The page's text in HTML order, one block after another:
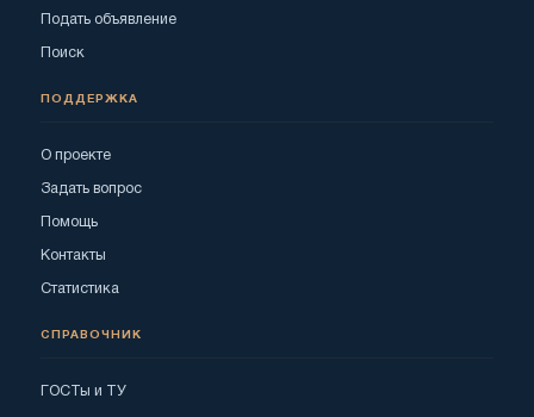
Подать объявление
Поиск
ПОДДЕРЖКА
О проекте
Задать вопрос
Помощь
Контакты
Статистика
СПРАВОЧНИК
ГОСТы и ТУ